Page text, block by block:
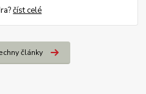
číst celé
články